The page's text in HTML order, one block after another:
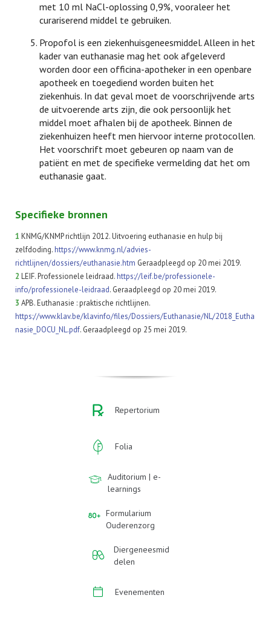
met 10 ml NaCl-oplossing 0,9%, vooraleer het
curariserend middel te gebruiken.
Propofol is een ziekenhuisgeneesmiddel. Alleen in het
kader van euthanasie mag het ook afgeleverd
worden door een officina-apotheker in een openbare
apotheek en toegediend worden buiten het
ziekenhuis. In dat geval moet de voorschrijvende arts
de uitvoerende arts zijn, die ook persoonlijk het
middel moet afhalen bij de apotheek. Binnen de
ziekenhuizen heeft men hiervoor interne protocollen.
Het voorschrift moet gebeuren op naam van de
patiënt en met de specifieke vermelding dat het om
euthanasie gaat.
Specifieke bronnen
1 KNMG/KNMP richtlijn 2012. Uitvoering euthanasie en hulp bij
zelfdoding.https://www.knmg.nl/advies-
richtlijnen/dossiers/euthanasie.htm Geraadpleegd op 20 mei 2019.
2 LEIF. Professionele leidraad.https://leif.be/professionele-
info/professionele-leidraad. Geraadpleegd op 20 mei 2019.
3 APB. Euthanasie : praktische richtlijnen.
https://www.klav.be/klavinfo/files/Dossiers/Euthanasie/NL/2018_Eutha
nasie_DOCU_NL.pdf. Geraadpleegd op 25 mei 2019.
Repertorium
Folia
Auditorium | e-
learnings
Formularium
Ouderenzorg
Diergeneesmid
delen
Evenementen